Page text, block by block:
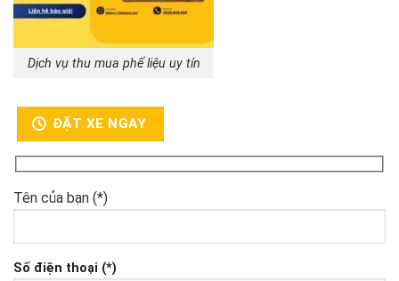
Dịch vụ thu mua phế liệu uy tín
ĐẶT XE NGAY
Tên của bạn (*)
Số điện thoại (*)